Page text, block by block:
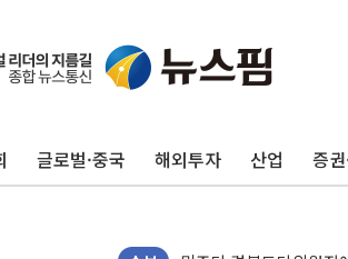
글로벌·중국 해외투자 산업 증
125mm 폭우 쏟아진 울
평택 진위면 공장서
포항 블루밸리 국가산
상주 낙동강 선착장 하